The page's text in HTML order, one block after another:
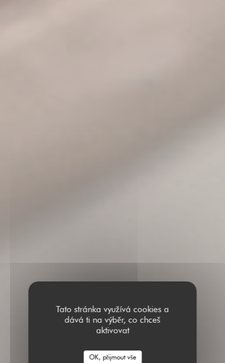
Tato stránka využívá cookies a
dává ti na výběr, co chceš
aktivovat
OK, přijmout vše